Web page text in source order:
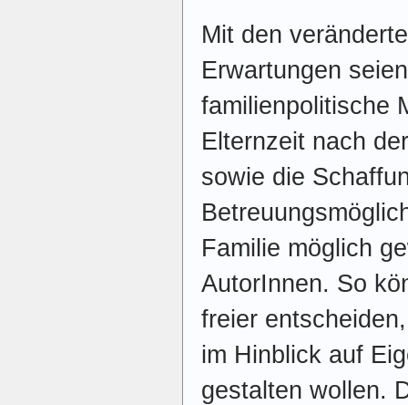
Mit den
Erwartungen
familienpolitische
Elternzeit nach
sowie die
Familie möglich
AutorInnen. So
freier
im Hinblick auf
gestalten wollen.